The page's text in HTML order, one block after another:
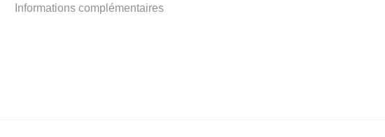
Informations complémentaires